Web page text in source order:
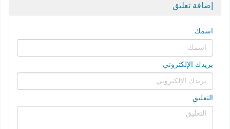
إضافة تعليق
اسمك
بريدك الإلكتروني
التعليق